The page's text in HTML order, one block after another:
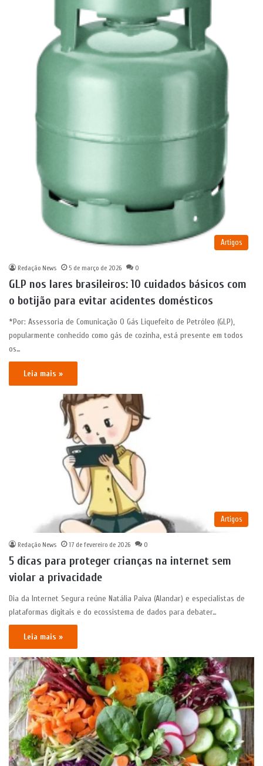
Artigos
Redação News 5 de março de 2026 0
GLP nos lares brasileiros: 10 cuidados básicos com
o botijão para evitar acidentes domésticos
*Por: Assessoria de Comunicação O Gás Liquefeito de Petróleo (GLP),
popularmente conhecido como gás de cozinha, está presente em todos
os…
Leia mais »
Artigos
Redação News 17 de fevereiro de 2026 0
5 dicas para proteger crianças na internet sem
violar a privacidade
Dia da Internet Segura reúne Natália Paiva (Alandar) e especialistas de
plataformas digitais e do ecossistema de dados para debater…
Leia mais »